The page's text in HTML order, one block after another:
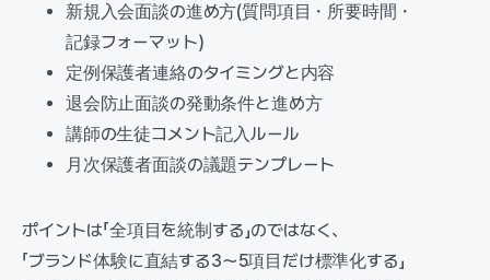
新規入会面談の進め方(質問項目・所要時間・
記録フォーマット)
定例保護者連絡のタイミングと内容
退会防止面談の発動条件と進め方
講師の生徒コメント記入ルール
月次保護者面談の議題テンプレート
ポイントは「全項目を統制する」のではなく、
「ブランド体験に直結する3〜5項目だけ標準化する」